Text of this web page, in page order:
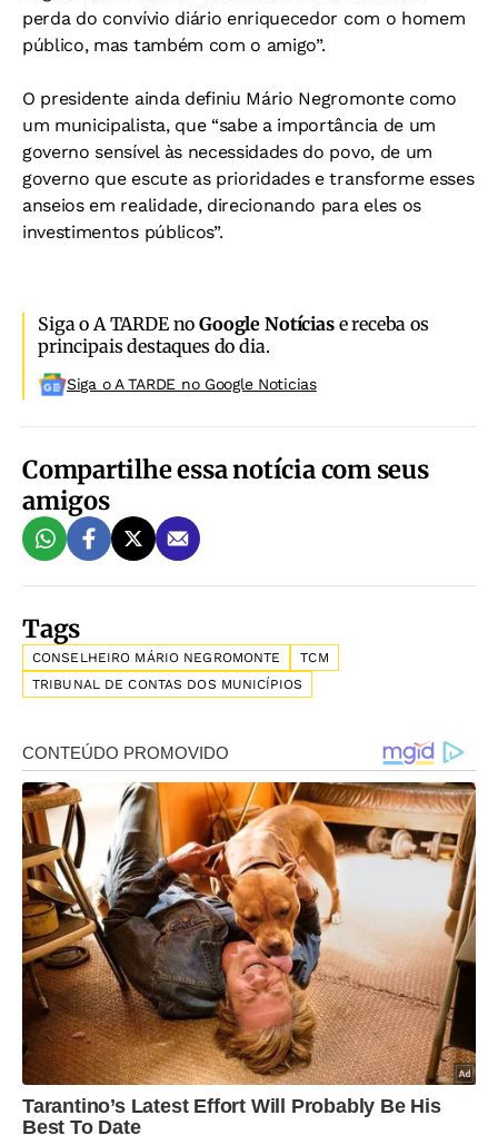
perda do convívio diário enriquecedor com o homem
público, mas também com o amigo”.
O presidente ainda definiu Mário Negromonte como
um municipalista, que “sabe a importância de um
governo sensível às necessidades do povo, de um
governo que escute as prioridades e transforme esses
anseios em realidade, direcionando para eles os
investimentos públicos”.
Siga o A TARDE noGoogle Notíciase receba os
principais destaques do dia.
Siga o A TARDE no Google Noticias
Compartilhe essa notícia com seus
amigos
Tags
CONSELHEIRO MÁRIO NEGROMONTE
TCM
TRIBUNAL DE CONTAS DOS MUNICÍPIOS